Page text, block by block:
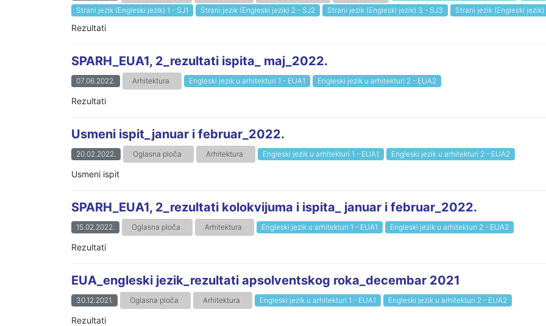
Strani jezik (Engleski jezik) 1 - SJ1
Strani jezik (Engleski jezik) 2 - SJ2 Strani jezik (Engleski jezik) 3 - SJ3 Strani jezik (Engleski
Rezultati
SPARH_EUA1, 2_rezultati ispita_ maj_2022.
07.06.2022. Arhitektura Engleski jezik u arhitekturi 1 - EUA1 Engleski jezik u arhitekturi 2 - EUA2
Rezultati
Usmeni ispit_januar i februar_2022.
20.02.2022. Oglasna ploča Arhitektura Engleski jezik u arhitekturi 1 - EUA1 Engleski jezik u arhitekturi 2 - EUA2
Usmeni ispit
SPARH_EUA1, 2_rezultati kolokvijuma i ispita_ januar i februar_2022.
15.02.2022. Oglasna ploča Arhitektura Engleski jezik u arhitekturi 1 - EUA1 Engleski jezik u arhitekturi 2 - EUA2
Rezultati
EUA_engleski jezik_rezultati apsolventskog roka_decembar 2021
30.12.2021. Oglasna ploča Arhitektura Engleski jezik u arhitekturi 1 - EUA1 Engleski jezik u arhitekturi 2 - EUA2
Rezultati